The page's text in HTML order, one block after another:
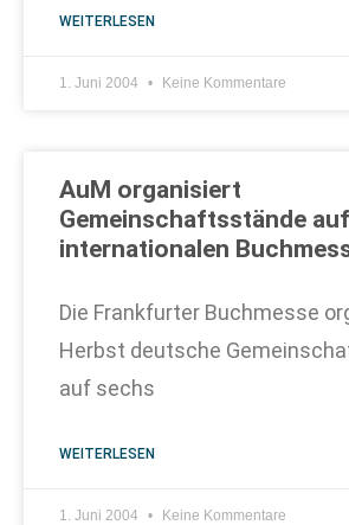
WEITERLESEN
1. Juni 2004 Keine Kommentare
AuM organisiert
Gemeinschaftsstände
internationalen
Die Frankfurter Buchmesse
Herbst deutsche
auf sechs
WEITERLESEN
1. Juni 2004 Keine Kommentare